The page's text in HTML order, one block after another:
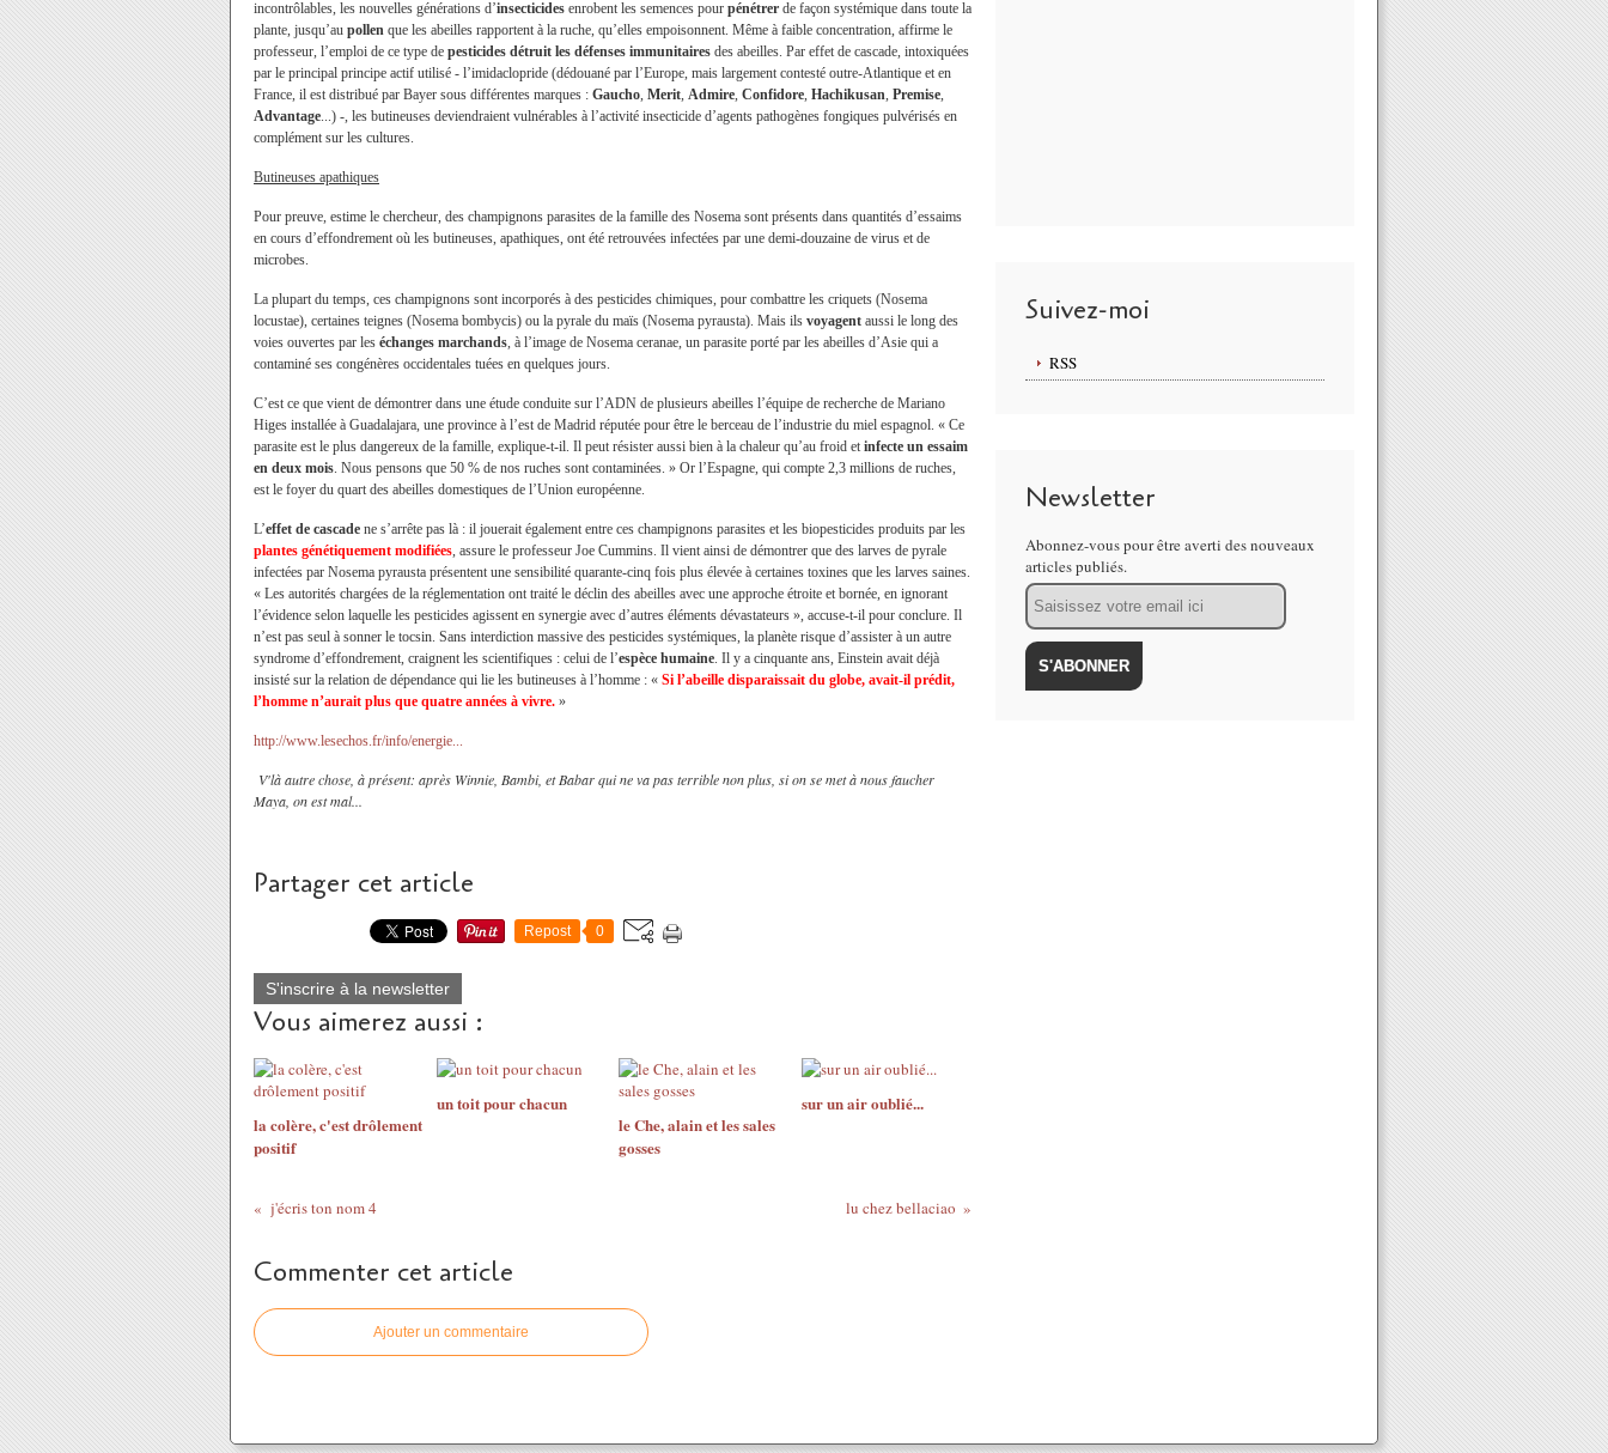
incontrôlables, les nouvelles générations d’insecticides enrobent les semences pour pénétrer de façon systémique dans toute la
plante, jusqu’au pollen que les abeilles rapportent à la ruche, qu’elles empoisonnent. Même à faible concentration, affirme le
professeur, l’emploi de ce type de pesticides détruit les défenses immunitaires des abeilles. Par effet de cascade, intoxiquées
par le principal principe actif utilisé - l’imidaclopride (dédouané par l’Europe, mais largement contesté outre-Atlantique et en
France, il est distribué par Bayer sous différentes marques : Gaucho, Merit, Admire, Confidore, Hachikusan, Premise,
Advantage...) -, les butineuses deviendraient vulnérables à l’activité insecticide d’agents pathogènes fongiques pulvérisés en
complément sur les cultures.
Butineuses apathiques
Pour preuve, estime le chercheur, des champignons parasites de la famille des Nosema sont présents dans quantités d’essaims
en cours d’effondrement où les butineuses, apathiques, ont été retrouvées infectées par une demi-douzaine de virus et de
microbes.
La plupart du temps, ces champignons sont incorporés à des pesticides chimiques, pour combattre les criquets (Nosema
locustae), certaines teignes (Nosema bombycis) ou la pyrale du maïs (Nosema pyrausta). Mais ils voyagent aussi le long des
voies ouvertes par les échanges marchands, à l’image de Nosema ceranae, un parasite porté par les abeilles d’Asie qui a
contaminé ses congénères occidentales tuées en quelques jours.
C’est ce que vient de démontrer dans une étude conduite sur l’ADN de plusieurs abeilles l’équipe de recherche de Mariano
Higes installée à Guadalajara, une province à l’est de Madrid réputée pour être le berceau de l’industrie du miel espagnol. « Ce
parasite est le plus dangereux de la famille, explique-t-il. Il peut résister aussi bien à la chaleur qu’au froid et infecte un essaim
en deux mois. Nous pensons que 50 % de nos ruches sont contaminées. » Or l’Espagne, qui compte 2,3 millions de ruches,
est le foyer du quart des abeilles domestiques de l’Union européenne.
L’effet de cascade ne s’arrête pas là : il jouerait également entre ces champignons parasites et les biopesticides produits par les
plantes génétiquement modifiées, assure le professeur Joe Cummins. Il vient ainsi de démontrer que des larves de pyrale
infectées par Nosema pyrausta présentent une sensibilité quarante-cinq fois plus élevée à certaines toxines que les larves saines.
« Les autorités chargées de la réglementation ont traité le déclin des abeilles avec une approche étroite et bornée, en ignorant
l’évidence selon laquelle les pesticides agissent en synergie avec d’autres éléments dévastateurs », accuse-t-il pour conclure. Il
n’est pas seul à sonner le tocsin. Sans interdiction massive des pesticides systémiques, la planète risque d’assister à un autre
syndrome d’effondrement, craignent les scientifiques : celui de l’espèce humaine. Il y a cinquante ans, Einstein avait déjà
insisté sur la relation de dépendance qui lie les butineuses à l’homme : « Si l’abeille disparaissait du globe, avait-il prédit,
l’homme n’aurait plus que quatre années à vivre. »
http://www.lesechos.fr/info/energie...
V'là autre chose, à présent: après Winnie, Bambi, et Babar qui ne va pas terrible non plus, si on se met à nous faucher
Maya, on est mal...
Partager cet article
Repost 0
S'inscrire à la newsletter
Vous aimerez aussi :
la colère, c'est drôlement
positif
un toit pour chacun
le Che, alain et les sales
gosses
sur un air oublié...
j'écris ton nom 4 lu chez bellaciao
Commenter cet article
Ajouter un commentaire
Suivez-moi
RSS
Newsletter
Abonnez-vous pour être averti des nouveaux
articles publiés.
Email